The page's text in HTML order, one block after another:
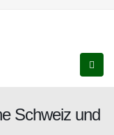
Schweiz und